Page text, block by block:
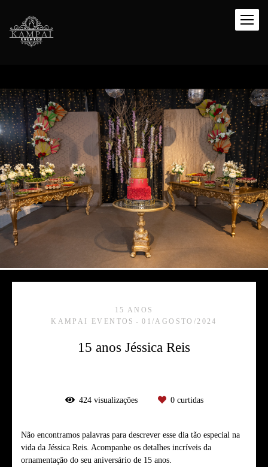
15 ANOS
KAMPAI EVENTOS
01/AGOSTO/2024
15 anos Jéssica Reis
424visualizações 0curtidas
Não encontramos palavras para descrever esse dia tão especial na
vida da Jéssica Reis. Acompanhe os detalhes incríveis da
ornamentação do seu aniversário de 15 anos.